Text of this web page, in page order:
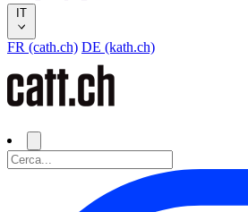
IT
FR (cath.ch) DE (kath.ch)